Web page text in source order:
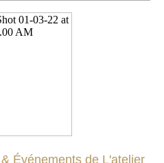
Événements de L'atelier